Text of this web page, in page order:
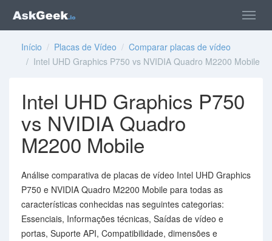
Início / Placas de Vídeo / Comparar placas de vídeo
/ Intel UHD Graphics P750 vs NVIDIA Quadro M2200 Mobile
Intel UHD Graphics P750
vs NVIDIA Quadro
M2200 Mobile
Análise comparativa de placas de vídeo Intel UHD Graphics
P750 e NVIDIA Quadro M2200 Mobile para todas as
características conhecidas nas seguintes categorias:
Essenciais, Informações técnicas, Saídas de vídeo e
portas, Suporte API, Compatibilidade, dimensões e